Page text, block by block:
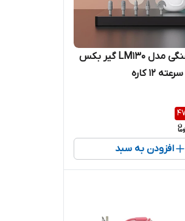
ماساژور تفنگی مدل LM130 گیر بکس
افزودن به سبد